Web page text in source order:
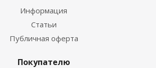
Информация
Статьи
Публичная оферта
Покупателю